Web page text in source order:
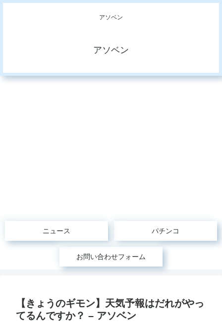
アソベン
アソベン
ニュース パチンコ
お問い合わせフォーム
【きょうのギモン】天気予報はだれがやっ
てるんですか？ – アソベン